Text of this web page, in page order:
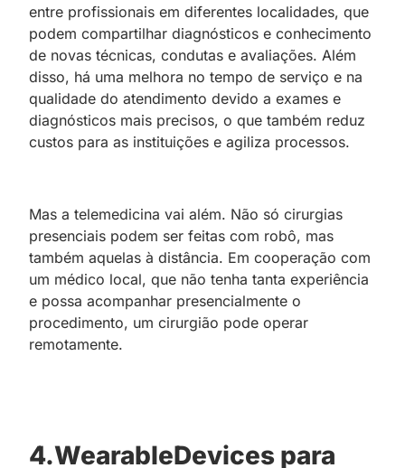
entre profissionais em diferentes localidades, que
podem compartilhar diagnósticos e conhecimento
de novas técnicas, condutas e avaliações. Além
disso, há uma melhora no tempo de serviço e na
qualidade do atendimento devido a exames e
diagnósticos mais precisos, o que também reduz
custos para as instituições e agiliza processos.
Mas a telemedicina vai além. Não só cirurgias
presenciais podem ser feitas com robô, mas
também aquelas à distância. Em cooperação com
um médico local, que não tenha tanta experiência
e possa acompanhar presencialmente o
procedimento, um cirurgião pode operar
remotamente.
4.WearableDevices para